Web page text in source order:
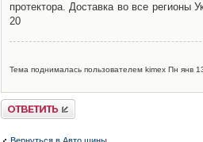
протектора. Доставка во все регионы
20
Тема поднималась пользователем kimex Пн янв
Ответить
Вернуться в Авто шины